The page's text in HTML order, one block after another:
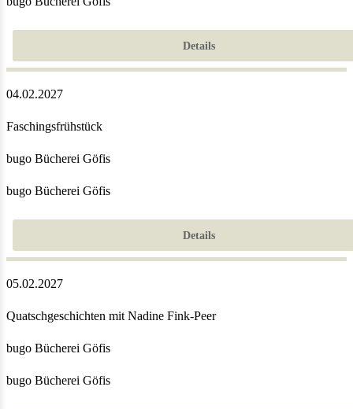
Details
04.02.2027
Faschingsfrühstück
bugo Bücherei Göfis
bugo Bücherei Göfis
Details
05.02.2027
Quatschgeschichten mit Nadine Fink-Peer
bugo Bücherei Göfis
bugo Bücherei Göfis